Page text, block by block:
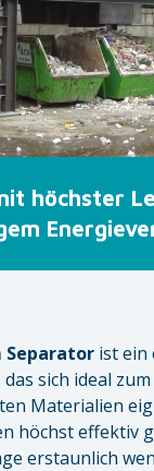
höchster
Separator ist ein
sich ideal
Materialien
höchst effektiv
erstaunlich